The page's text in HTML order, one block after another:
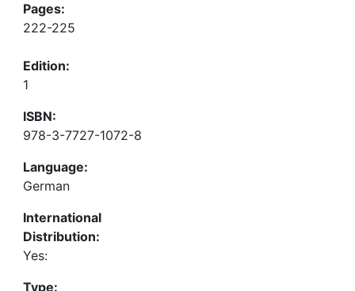
Pages:
222-225
Edition:
1
ISBN:
978-3-7727-1072-8
Language:
German
International
Distribution:
Yes:
Type: